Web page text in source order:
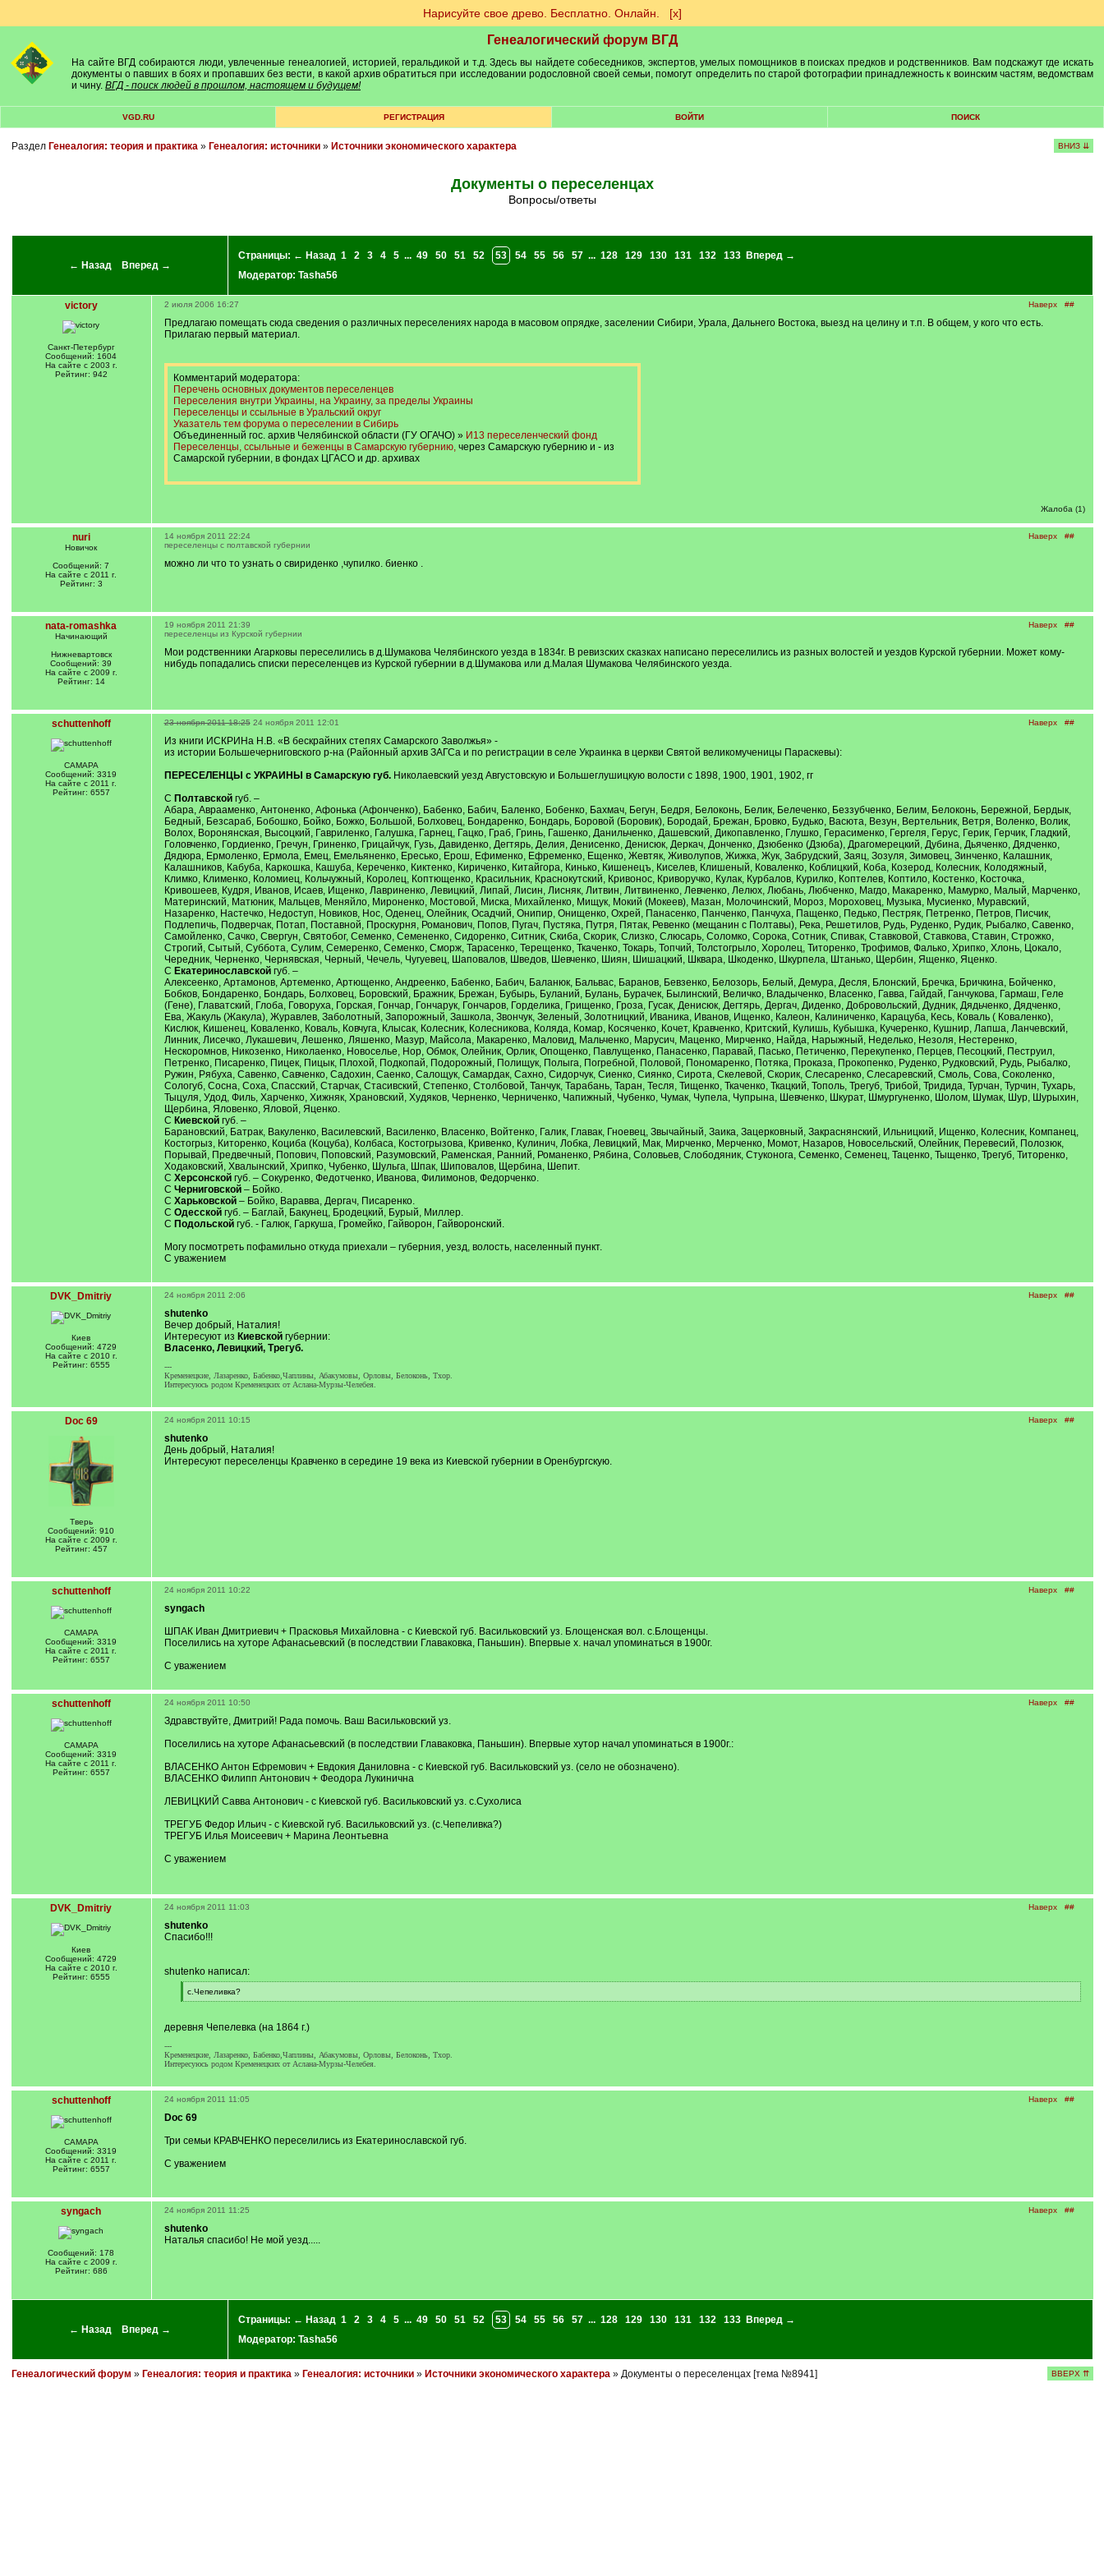
Нарисуйте свое древо. Бесплатно. Онлайн. [х]
Генеалогический форум ВГД
На сайте ВГД собираются люди, увлеченные генеалогией, историей, геральдикой и т.д. Здесь вы найдете собеседников, экспертов, умелых помощников в поисках предков и родственников. Вам подскажут где искать
документы о павших в боях и пропавших без вести, в какой архив обратиться при исследовании родословной своей семьи, помогут определить по старой фотографии принадлежность к воинским частям, ведомствам
и чину. ВГД - поиск людей в прошлом, настоящем и будущем!
VGD.RU РЕГИСТРАЦИЯ ВОЙТИ ПОИСК
Раздел Генеалогия: теория и практика» Генеалогия: источники» Источники экономического характера ВНИЗ ⇊
Документы о переселенцах
Вопросы/ответы
← Назад Вперед →
Страницы: ← Назад 1 2 3 4 5 ... 49 50 51 52 53 54 55 56 57 ... 128 129 130 131 132 133
Вперед →
Модератор: Tasha56
victory
Санкт-Петербург
Сообщений: 1604
На сайте с 2003 г.
Рейтинг: 942
Наверх ##
2 июля 2006 16:27
Предлагаю помещать сюда сведения о различных переселениях народа в масовом опрядке, заселении Сибири, Урала, Дальнего Востока, выезд на целину и т.п. В общем, у кого что есть.
Прилагаю первый материал.
Комментарий модератора:
Перечень основных документов переселенцев
Переселения внутри Украины, на Украину, за пределы Украины
Переселенцы и ссыльные в Уральский округ
Указатель тем форума о переселении в Сибирь
Объединенный гос. архив Челябинской области (ГУ ОГАЧО) » И13 переселенческий фонд
Переселенцы, ссыльные и беженцы в Самарскую губернию, через Самарскую губернию и - из
Самарской губернии, в фондах ЦГАСО и др. архивах
Жалоба (1)
nuri
Новичок
Сообщений: 7
На сайте с 2011 г.
Рейтинг: 3
Наверх ##
14 ноября 2011 22:24
переселенцы с полтавской губернии
можно ли что то узнать о свириденко ,чупилко. биенко .
nata-romashka
Начинающий
Нижневартовск
Сообщений: 39
На сайте с 2009 г.
Рейтинг: 14
Наверх ##
19 ноября 2011 21:39
переселенцы из Курской губернии
Мои родственники Агарковы переселились в д.Шумакова Челябинского уезда в 1834г. В ревизских сказках написано переселились из разных волостей и уездов Курской губернии. Может кому-
нибудь попадались списки переселенцев из Курской губернии в д.Шумакова или д.Малая Шумакова Челябинского уезда.
schuttenhoff
САМАРА
Сообщений: 3319
На сайте с 2011 г.
Рейтинг: 6557
Наверх ##
23 ноября 2011 18:25 24 ноября 2011 12:01
Из книги ИСКРИНа Н.В. «В бескрайних степях Самарского Заволжья» -
из истории Большечерниговского р-на (Районный архив ЗАГСа и по регистрации в селе Украинка в церкви Святой великомученицы Параскевы):
ПЕРЕСЕЛЕНЦЫ с УКРАИНЫ в Самарскую губ.Николаевский уезд Августовскую и Большеглушицкую волости с 1898, 1900, 1901, 1902, гг
С Полтавскойгуб. –
Абара, Аврааменко, Антоненко, Афонька (Афонченко), Бабенко, Бабич, Баленко, Бобенко, Бахмач, Бегун, Бедря, Белоконь, Белик, Белеченко, Беззубченко, Белим, Белоконь, Бережной, Бердык,
Бедный, Безсараб, Бобошко, Бойко, Божко, Большой, Болховец, Бондаренко, Бондарь, Боровой (Боровик), Бородай, Брежан, Бровко, Будько, Васюта, Везун, Вертельник, Ветря, Воленко, Волик,
Волох, Воронянская, Высоцкий, Гавриленко, Галушка, Гарнец, Гацко, Граб, Гринь, Гашенко, Данильченко, Дашевский, Дикопавленко, Глушко, Герасименко, Гергеля, Герус, Герик, Герчик, Гладкий,
Головченко, Гордиенко, Гречун, Гриненко, Грицайчук, Гузь, Давиденко, Дегтярь, Делия, Денисенко, Денисюк, Деркач, Донченко, Дзюбенко (Дзюба), Драгомерецкий, Дубина, Дьяченко, Дядченко,
Дядюра, Ермоленко, Ермола, Емец, Емельяненко, Ересько, Ерош, Ефименко, Ефременко, Ещенко, Жевтяк, Живолупов, Жижка, Жук, Забрудский, Заяц, Зозуля, Зимовец, Зинченко, Калашник,
Калашников, Кабуба, Каркошка, Кашуба, Кереченко, Киктенко, Кириченко, Китайгора, Кинько, Кишенецъ, Киселев, Клишеный, Коваленко, Коблицкий, Коба, Козерод, Колесник, Колодяжный,
Климко, Клименко, Коломиец, Кольчужный, Королец, Коптющенко, Красильник, Краснокутский, Кривонос, Криворучко, Кулак, Курбалов, Курилко, Коптелев, Коптило, Костенко, Косточка,
Кривошеев, Кудря, Иванов, Исаев, Ищенко, Лавриненко, Левицкий, Липай, Лисин, Лисняк, Литвин, Литвиненко, Левченко, Лелюх, Любань, Любченко, Магдо, Макаренко, Мамурко, Малый, Марченко,
Материнский, Матюник, Мальцев, Меняйло, Мироненко, Мостовой, Миска, Михайленко, Мищук, Мокий (Мокеев), Мазан, Молочинский, Мороз, Мороховец, Музыка, Мусиенко, Муравский,
Назаренко, Настечко, Недоступ, Новиков, Нос, Оденец, Олейник, Осадчий, Онипир, Онищенко, Охрей, Панасенко, Панченко, Панчуха, Пащенко, Педько, Пестряк, Петренко, Петров, Писчик,
Подлепичь, Подверчак, Потап, Поставной, Проскурня, Романович, Попов, Пугач, Пустяка, Путря, Пятак, Ревенко (мещанин с Полтавы), Река, Решетилов, Рудь, Руденко, Рудик, Рыбалко, Савенко,
Самойленко, Сачко, Свергун, Святобог, Семенко, Семененко, Сидоренко, Ситник, Скиба, Скорик, Слизко, Слюсарь, Соломко, Сорока, Сотник, Спивак, Ставковой, Ставкова, Ставин, Строжко,
Строгий, Сытый, Суббота, Сулим, Семеренко, Семенко, Сморж, Тарасенко, Терещенко, Ткаченко, Токарь, Топчий, Толстогрыло, Хоролец, Титоренко, Трофимов, Фалько, Хрипко, Хлонь, Цокало,
Чередник, Черненко, Чернявская, Черный, Чечель, Чугуевец, Шаповалов, Шведов, Шевченко, Шиян, Шишацкий, Шквара, Шкоденко, Шкурпела, Штанько, Щербин, Ященко, Яценко.
С Екатеринославскойгуб. –
Алексеенко, Артамонов, Артеменко, Артющенко, Андреенко, Бабенко, Бабич, Баланюк, Бальвас, Баранов, Бевзенко, Белозорь, Белый, Демура, Десля, Блонский, Бречка, Бричкина, Бойченко,
Бобков, Бондаренко, Бондарь, Болховец, Боровский, Бражник, Брежан, Бубырь, Буланий, Булань, Бурачек, Былинский, Величко, Владыченко, Власенко, Гавва, Гайдай, Ганчукова, Гармаш, Геле
(Гене), Главатский, Глоба, Говоруха, Горская, Гончар, Гончарук, Гончаров, Горделика, Грищенко, Гроза, Гусак, Денисюк, Дегтярь, Дергач, Диденко, Добровольский, Дудник, Дядьченко, Дядченко,
Ева, Жакуль (Жакула), Журавлев, Заболотный, Запорожный, Зашкола, Звончук, Зеленый, Золотницкий, Иваника, Иванов, Ищенко, Калеон, Калиниченко, Карацуба, Кесь, Коваль ( Коваленко),
Кислюк, Кишенец, Коваленко, Коваль, Ковчуга, Клысак, Колесник, Колесникова, Коляда, Комар, Косяченко, Кочет, Кравченко, Критский, Кулишь, Кубышка, Кучеренко, Кушнир, Лапша, Ланчевский,
Линник, Лисечко, Лукашевич, Лешенко, Ляшенко, Мазур, Майсола, Макаренко, Маловид, Мальченко, Марусич, Маценко, Мирченко, Найда, Нарыжный, Неделько, Незоля, Нестеренко,
Нескоромнов, Никозенко, Николаенко, Новоселье, Нор, Обмок, Олейник, Орлик, Опощенко, Павлущенко, Панасенко, Паравай, Пасько, Петиченко, Перекупенко, Перцев, Песоцкий, Пеструил,
Петренко, Писаренко, Пицек, Пицык, Плохой, Подкопай, Подорожный, Полищук, Полыга, Погребной, Половой, Пономаренко, Потяка, Проказа, Прокопенко, Руденко, Рудковский, Рудь, Рыбалко,
Ружин, Рябуха, Савенко, Савченко, Садохин, Саенко, Салощук, Самардак, Сахно, Сидорчук, Сиенко, Сиянко, Сирота, Скелевой, Скорик, Слесаренко, Слесаревский, Смоль, Сова, Соколенко,
Сологуб, Сосна, Соха, Спасский, Старчак, Стасивский, Степенко, Столбовой, Танчук, Тарабань, Таран, Тесля, Тищенко, Ткаченко, Ткацкий, Тополь, Трегуб, Трибой, Тридида, Турчан, Турчин, Тухарь,
Тыцуля, Удод, Филь, Харченко, Хижняк, Храновский, Худяков, Черненко, Черниченко, Чапижный, Чубенко, Чумак, Чупела, Чупрына, Шевченко, Шкурат, Шмургуненко, Шолом, Шумак, Шур, Шурыхин,
Щербина, Яловенко, Яловой, Яценко.
С Киевской губ. –
Барановский, Батрак, Вакуленко, Василевский, Василенко, Власенко, Войтенко, Галик, Главак, Гноевец, Звычайный, Заика, Зацерковный, Закраснянский, Ильницкий, Ищенко, Колесник, Компанец,
Костогрыз, Киторенко, Коциба (Коцуба), Колбаса, Костогрызова, Кривенко, Кулинич, Лобка, Левицкий, Мак, Мирченко, Мерченко, Момот, Назаров, Новосельский, Олейник, Перевесий, Полозюк,
Порывай, Предвечный, Попович, Поповский, Разумовский, Раменская, Ранний, Романенко, Рябина, Соловьев, Слободяник, Стуконога, Семенко, Семенец, Таценко, Тыщенко, Трегуб, Титоренко,
Ходаковский, Хвалынский, Хрипко, Чубенко, Шульга, Шпак, Шиповалов, Щербина, Шепит.
С Херсонскойгуб. – Сокуренко, Федотченко, Иванова, Филимонов, Федорченко.
С Черниговской– Бойко.
С Харьковской– Бойко, Варавва, Дергач, Писаренко.
С Одесскойгуб. – Баглай, Бакунец, Бродецкий, Бурый, Миллер.
С Подольской губ. - Галюк, Гаркуша, Громейко, Гайворон, Гайворонский.
Могу посмотреть пофамильно откуда приехали – губерния, уезд, волость, населенный пункт.
С уважением
DVK_Dmitriy
Киев
Сообщений: 4729
На сайте с 2010 г.
Рейтинг: 6555
Наверх ##
24 ноября 2011 2:06
shutenko
Вечер добрый, Наталия!
Интересуют из Киевскойгубернии:
Власенко, Левицкий, Трегуб.
---
Кременецкие, Лазаренко, Бабенко,Чаплины, Абакумовы, Орловы, Белоконь, Тхор.
Интересуюсь родом Кременецких от Аслана-Мурзы-Челебея.
Doc 69
Тверь
Сообщений: 910
На сайте с 2009 г.
Рейтинг: 457
Наверх ##
24 ноября 2011 10:15
shutenko
День добрый, Наталия!
Интересуют переселенцы Кравченко в середине 19 века из Киевской губернии в Оренбургскую.
schuttenhoff
САМАРА
Сообщений: 3319
На сайте с 2011 г.
Рейтинг: 6557
Наверх ##
24 ноября 2011 10:22
syngach
ШПАК Иван Дмитриевич + Прасковья Михайловна - с Киевской губ. Васильковский уз. Блощенская вол. с.Блощенцы.
Поселились на хуторе Афанасьевский (в последствии Главаковка, Паньшин). Впервые х. начал упоминаться в 1900г.
С уважением
schuttenhoff
САМАРА
Сообщений: 3319
На сайте с 2011 г.
Рейтинг: 6557
Наверх ##
24 ноября 2011 10:50
Здравствуйте, Дмитрий! Рада помочь. Ваш Васильковский уз.
Поселились на хуторе Афанасьевский (в последствии Главаковка, Паньшин). Впервые хутор начал упоминаться в 1900г.:
ВЛАСЕНКО Антон Ефремович + Евдокия Даниловна - с Киевской губ. Васильковский уз. (село не обозначено).
ВЛАСЕНКО Филипп Антонович + Феодора Лукинична
ЛЕВИЦКИЙ Савва Антонович - с Киевской губ. Васильковский уз. с.Сухолиса
ТРЕГУБ Федор Ильич - с Киевской губ. Васильковский уз. (с.Чепеливка?)
ТРЕГУБ Илья Моисеевич + Марина Леонтьевна
С уважением
DVK_Dmitriy
Киев
Сообщений: 4729
На сайте с 2010 г.
Рейтинг: 6555
Наверх ##
24 ноября 2011 11:03
shutenko
Спасибо!!!
shutenko написал:
[
q
с.Чепеливка?
[
]
деревня Чепелевка (на 1864 г.)
---
Кременецкие, Лазаренко, Бабенко,Чаплины, Абакумовы, Орловы, Белоконь, Тхор.
Интересуюсь родом Кременецких от Аслана-Мурзы-Челебея.
schuttenhoff
САМАРА
Сообщений: 3319
На сайте с 2011 г.
Рейтинг: 6557
Наверх ##
24 ноября 2011 11:05
Doc 69
Три семьи КРАВЧЕНКО переселились из Екатеринославской губ.
С уважением
syngach
Сообщений: 178
На сайте с 2009 г.
Рейтинг: 686
Наверх ##
24 ноября 2011 11:25
shutenko
Наталья спасибо! Не мой уезд.....
← Назад Вперед →
Страницы: ← Назад 1 2 3 4 5 ... 49 50 51 52 53 54 55 56 57 ... 128 129 130 131 132 133
Вперед →
Модератор: Tasha56
Генеалогический форум » Генеалогия: теория и практика» Генеалогия: источники» Источники экономического характера» Документы о переселенцах [тема №8941] ВВЕРХ ⇈